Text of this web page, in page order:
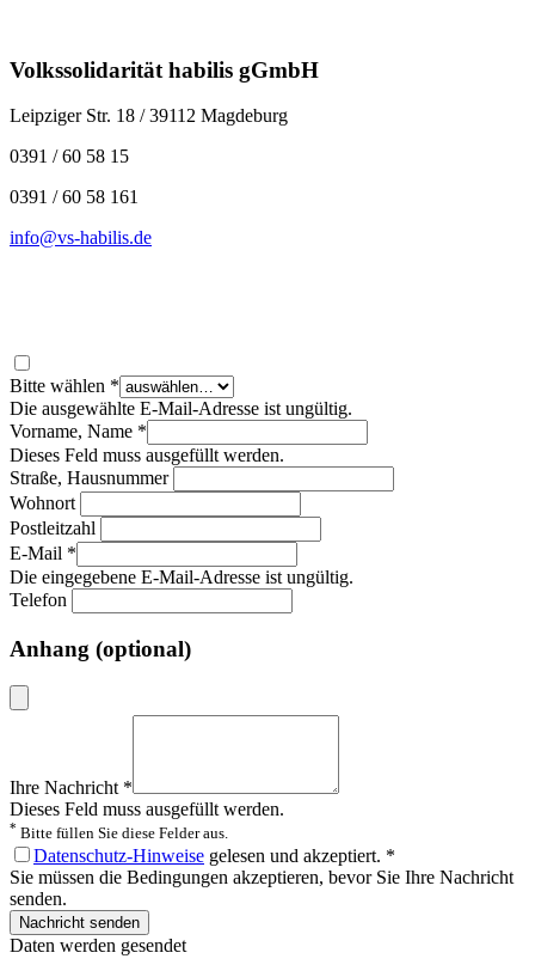
Volkssolidarität habilis gGmbH
Leipziger Str. 18 / 39112 Magdeburg
0391 / 60 58 15
0391 / 60 58 161
info@vs-habilis.de
Bitte wählen *
Die ausgewählte E-Mail-Adresse ist ungültig.
Vorname, Name *
Dieses Feld muss ausgefüllt werden.
Straße, Hausnummer
Wohnort
Postleitzahl
E-Mail *
Die eingegebene E-Mail-Adresse ist ungültig.
Telefon
Anhang (optional)
Ihre Nachricht *
Dieses Feld muss ausgefüllt werden.
* Bitte füllen Sie diese Felder aus.
Datenschutz-Hinweise gelesen und akzeptiert. *
Sie müssen die Bedingungen akzeptieren, bevor Sie Ihre Nachricht
senden.
Nachricht senden
Daten werden gesendet